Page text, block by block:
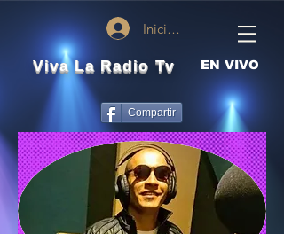
Iniciar sesión
Viva La Radio Tv EN VIVO
Compartir